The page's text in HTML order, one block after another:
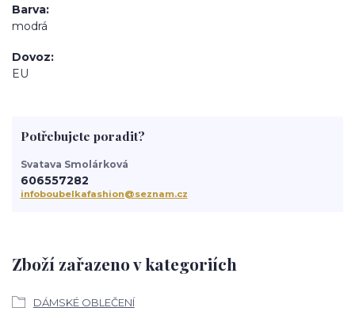
Barva
modrá
Dovoz
EU
Zboží zařazeno v kategoriích
DÁMSKÉ OBLEČENÍ
Potřebujete poradit?
Svatava Smolárková
606557282
infoboubelkafashion@seznam.cz